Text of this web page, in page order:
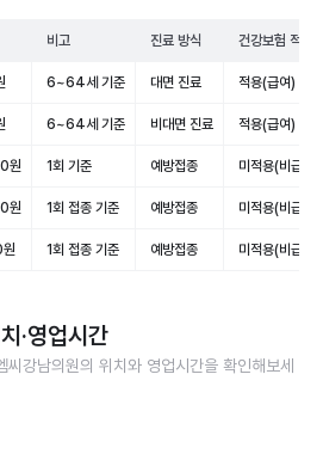
비고 진료 방식 건강보험 적용
6~64세 기준 대면 진료 적용(급여)
6~64세 기준 비대면 진료 적용(급여)
원 1회 기준 예방접종 미적용(비급여)
원 1회 접종 기준 예방접종 미적용(비급여)
1회 접종 기준 예방접종 미적용(비급여)
·영업시간
씨강남의원의 위치와 영업시간을 확인해보세